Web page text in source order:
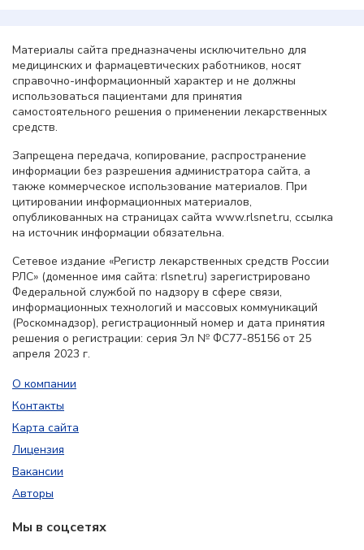
Материалы сайта предназначены исключительно для
медицинских и фармацевтических работников, носят
справочно-информационный характер и не должны
использоваться пациентами для принятия
самостоятельного решения о применении лекарственных
средств.
Запрещена передача, копирование, распространение
информации без разрешения администратора сайта, а
также коммерческое использование материалов. При
цитировании информационных материалов,
опубликованных на страницах сайта www.rlsnet.ru, ссылка
на источник информации обязательна.
Сетевое издание «Регистр лекарственных средств России
РЛС» (доменное имя сайта: rlsnet.ru) зарегистрировано
Федеральной службой по надзору в сфере связи,
информационных технологий и массовых коммуникаций
(Роскомнадзор), регистрационный номер и дата принятия
решения о регистрации: серия Эл № ФС77-85156 от 25
апреля 2023 г.
О компании
Контакты
Карта сайта
Лицензия
Вакансии
Авторы
Мы в соцсетях